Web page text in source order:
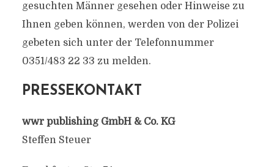
gesuchten Männer gesehen oder Hinweise zu
Ihnen geben können, werden von der Polizei
gebeten sich unter der Telefonnummer
0351/483 22 33 zu melden.
PRESSEKONTAKT
wwr publishing GmbH & Co. KG
Steffen Steuer